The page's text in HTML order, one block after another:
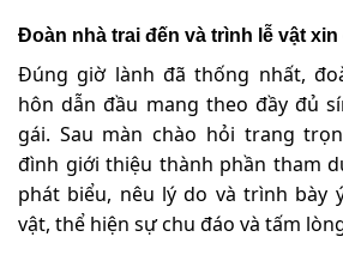
Đoàn nhà trai đến và trình lễ vật xin
Đúng giờ lành đã thống nhất,
hôn dẫn đầu mang theo đầy đủ
gái. Sau màn chào hỏi trang
đình giới thiệu thành phần tham
phát biểu, nêu lý do và trình bày
vật, thể hiện sự chu đáo và tấm